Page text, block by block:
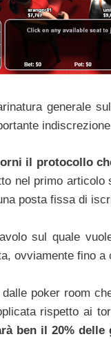
generale
il protocollo
nel primo
posta fissa di
sul quale
ovviamente fino
poker room
rispetto ai
ben il 20%